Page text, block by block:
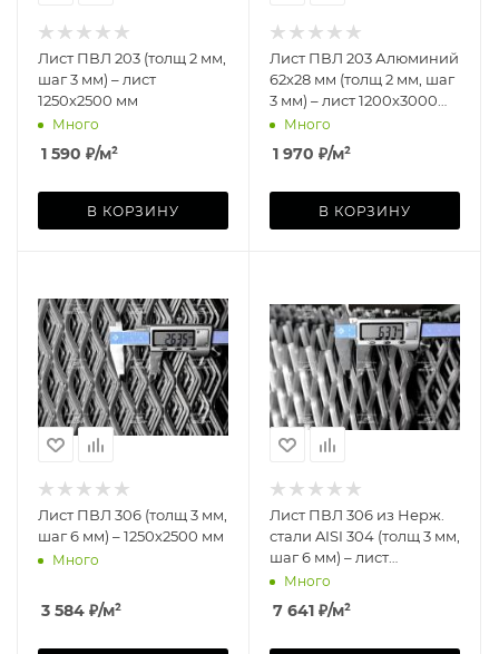
Лист ПВЛ 203 (толщ 2 мм,
шаг 3 мм) – лист
1250х2500 мм
Много
1 590 ₽/м²
В КОРЗИНУ
Лист ПВЛ 203 Алюминий
62х28 мм (толщ 2 мм, шаг
3 мм) – лист 1200х3000
ммМного
1 970 ₽/м²
В КОРЗИНУ
Лист ПВЛ 306 (толщ 3 мм,
шаг 6 мм) – 1250х2500 мм
Много
3 584 ₽/м²
Лист ПВЛ 306 из Нерж.
стали AISI 304 (толщ 3 мм,
шаг 6 мм) – лист
1250х2500 мм
Много
7 641 ₽/м²